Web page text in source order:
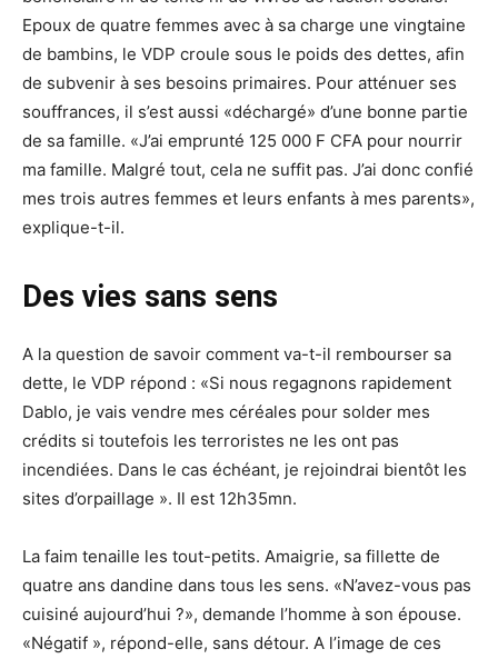
Epoux de quatre femmes avec à sa charge une vingtaine
de bambins, le VDP croule sous le poids des dettes, afin
de subvenir à ses besoins primaires. Pour atténuer ses
souffrances, il s’est aussi «déchargé» d’une bonne partie
de sa famille. «J’ai emprunté 125 000 F CFA pour nourrir
ma famille. Malgré tout, cela ne suffit pas. J’ai donc confié
mes trois autres femmes et leurs enfants à mes parents»,
explique-t-il.
Des vies sans sens
A la question de savoir comment va-t-il rembourser sa
dette, le VDP répond : «Si nous regagnons rapidement
Dablo, je vais vendre mes céréales pour solder mes
crédits si toutefois les terroristes ne les ont pas
incendiées. Dans le cas échéant, je rejoindrai bientôt les
sites d’orpaillage ». Il est 12h35mn.
La faim tenaille les tout-petits. Amaigrie, sa fillette de
quatre ans dandine dans tous les sens. «N’avez-vous pas
cuisiné aujourd’hui ?», demande l’homme à son épouse.
«Négatif », répond-elle, sans détour. A l’image de ces